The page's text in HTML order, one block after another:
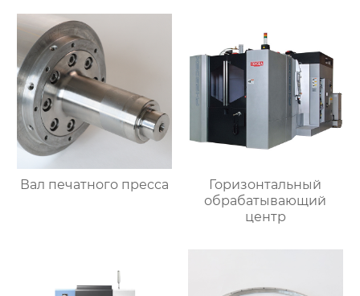
Вал печатного пресса
Горизонтальный
обрабатывающий
центр